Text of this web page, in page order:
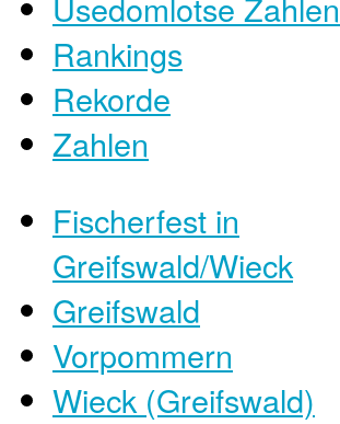
Rankings
Rekorde
Zahlen
Fischerfest in
Greifswald/Wieck
Greifswald
Vorpommern
Wieck (Greifswald)